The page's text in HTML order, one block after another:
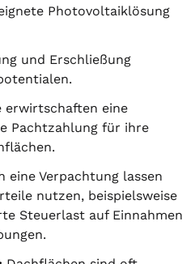
Photovoltaiklösung
und Erschließung
erwirtschaften eine
Pachtzahlung für ihre
eine Verpachtung lassen
nutzen, beispielsweise
Steuerlast auf Einnahmen